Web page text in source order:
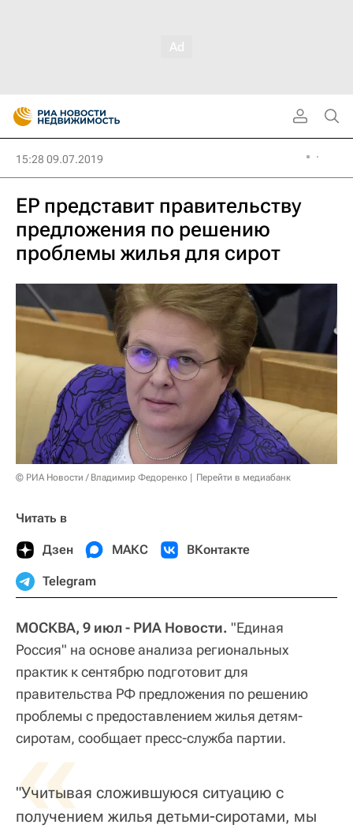
15:28 09.07.2019
ЕР представит правительству
предложения по решению
проблемы жилья для сирот
© РИА Новости / Владимир Федоренко Перейти в медиабанк
Читать в
Дзен МАКС ВКонтакте
Telegram
МОСКВА, 9 июл - РИА Новости. "Единая
Россия" на основе анализа региональных
практик к сентябрю подготовит для
правительства РФ предложения по решению
проблемы с предоставлением жилья детям-
сиротам, сообщает пресс-служба партии.
«
"Учитывая сложившуюся ситуацию с
получением жилья детьми-сиротами, мы